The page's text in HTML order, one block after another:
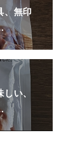
、無印
い、